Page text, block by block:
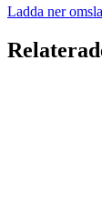
Ladda ner